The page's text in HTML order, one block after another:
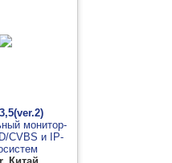
монитор-
CVBS и IP-